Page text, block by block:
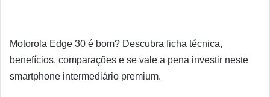
Motorola Edge 30 é bom? Descubra ficha técnica,
benefícios, comparações e se vale a pena investir neste
smartphone intermediário premium.